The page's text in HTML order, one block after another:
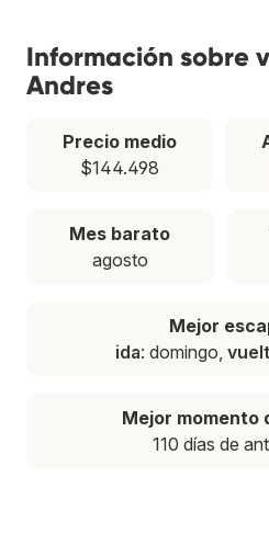
Información sobre
Andres
Precio medio
$144.498
Mes barato
agosto
Mejor
ida: domingo,
Mejor momento
110 días de